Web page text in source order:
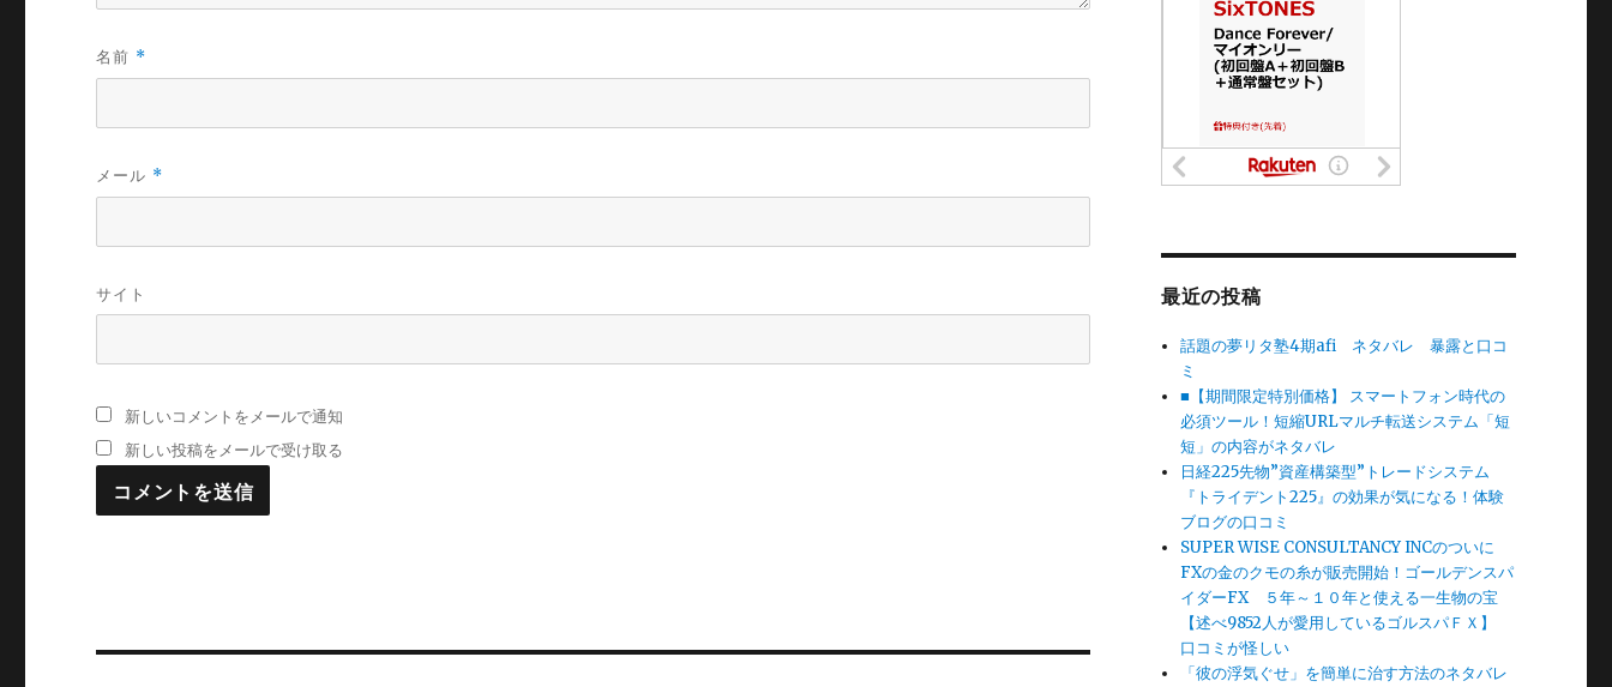
名前 *
メール *
サイト
新しいコメントをメールで通知
新しい投稿をメールで受け取る
最近の投稿
話題の夢リタ塾4期afi ネタバレ 暴露と口コ
ミ
■【期間限定特別価格】 スマートフォン時代の
必須ツール！短縮URLマルチ転送システム「短
短」の内容がネタバレ
日経225先物”資産構築型”トレードシステム
『トライデント225』の効果が気になる！体験
ブログの口コミ
SUPER WISE CONSULTANCY INCのついに
FXの金のクモの糸が販売開始！ゴールデンスパ
イダーFX ５年～１０年と使える一生物の宝
【述べ9852人が愛用しているゴルスパＦＸ】
口コミが怪しい
「彼の浮気ぐせ」を簡単に治す方法のネタバレ